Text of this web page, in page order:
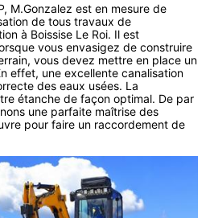
M.Gonzalez est en mesure de
de tous travaux de
à Boissise Le Roi. Il est
vous envasigez de construire
vous devez mettre en place un
effet, une excellente canalisation
des eaux usées. La
étanche de façon optimal. De par
une parfaite maîtrise des
pour faire un raccordement de